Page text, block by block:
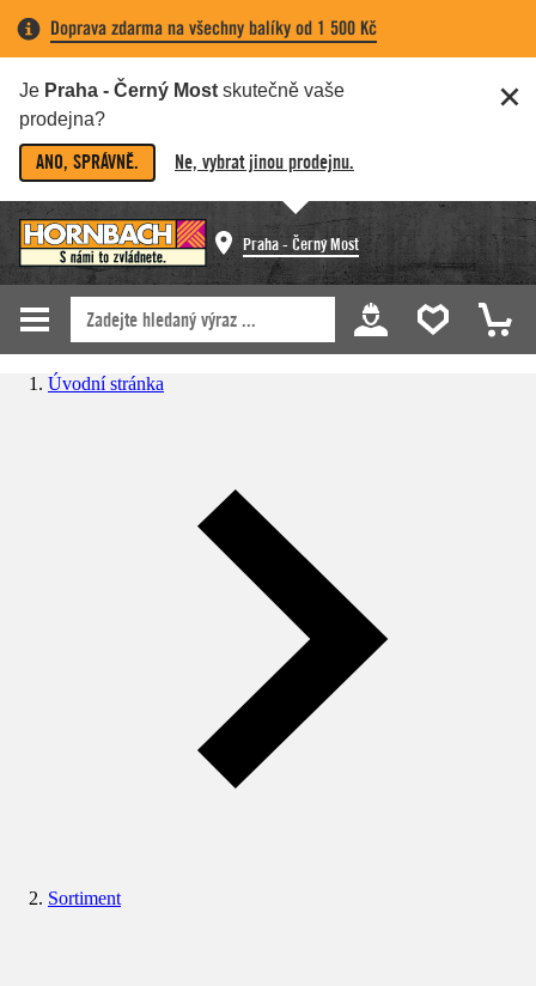
Doprava zdarma na všechny balíky od 1 500 Kč
Je Praha - Černý Most skutečně vaše
prodejna?
ANO, SPRÁVNĚ. Ne, vybrat jinou prodejnu.
Praha - Černý Most
Úvodní stránka
Sortiment